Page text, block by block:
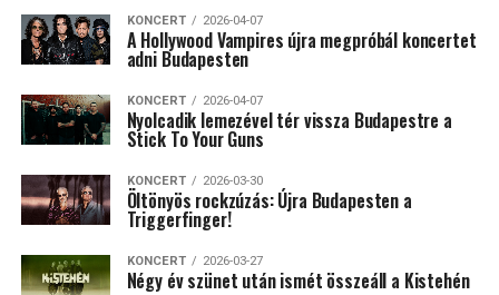
KONCERT 2026-04-07
A Hollywood Vampires újra megpróbál koncertet
adni Budapesten
KONCERT 2026-04-07
Nyolcadik lemezével tér vissza Budapestre a
Stick To Your Guns
KONCERT 2026-03-30
Öltönyös rockzúzás: Újra Budapesten a
Triggerfinger!
KONCERT 2026-03-27
Négy év szünet után ismét összeáll a Kistehén